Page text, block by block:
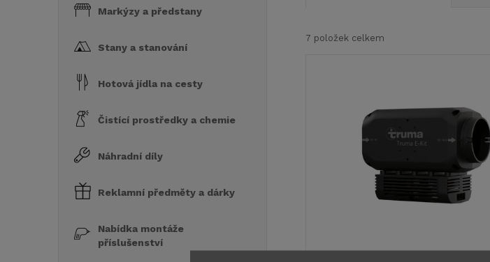
Markýzy a předstany
Stany a stanování
Hotová jídla na cesty
Čistící prostředky a chemie
Náhradní díly
Reklamní předměty a dárky
Nabídka montáže
příslušenství
7 položek celkem
p